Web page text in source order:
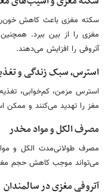
سکته مغزی باعث کاهش
مغزی را از بین ببرد.
آتروفی را افزایش می‌دهند.
استرس، سبک زندگی و
استرس مزمن، کم‌خوابی،
مغز را تهدید می‌کنند و ممکن
مصرف الکل و مواد مخدر
مصرف طولانی‌مدت الکل و
می‌تواند موجب کاهش حجم
آتروفی مغزی در سالمندان